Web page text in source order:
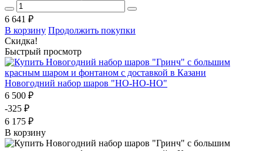
6 641 ₽
В корзину Продолжить покупки
Скидка!
Быстрый просмотр
Новогодний набор шаров "НО-НО-НО"
6 500 ₽
-325 ₽
6 175 ₽
В корзину